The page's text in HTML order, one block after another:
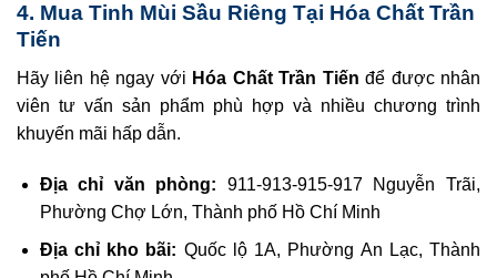
4. Mua Tinh Mùi Sầu Riêng Tại Hóa Chất Trần
Tiến
Hãy liên hệ ngay với Hóa Chất Trần Tiến để được nhân
viên tư vấn sản phẩm phù hợp và nhiều chương trình
khuyến mãi hấp dẫn.
Địa chỉ văn phòng: 911-913-915-917 Nguyễn Trãi,
Phường Chợ Lớn, Thành phố Hồ Chí Minh
Địa chỉ kho bãi: Quốc lộ 1A, Phường An Lạc, Thành